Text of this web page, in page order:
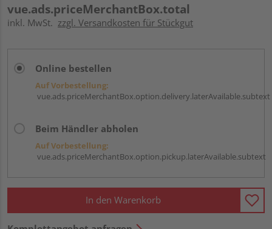
vue.ads.priceMerchantBox.total
inkl. MwSt. zzgl. Versandkosten für Stückgut
Online bestellen
Auf Vorbestellung:
vue.ads.priceMerchantBox.option.delivery.laterAvailable.subtext
Beim Händler abholen
Auf Vorbestellung:
vue.ads.priceMerchantBox.option.pickup.laterAvailable.subtext
In den Warenkorb